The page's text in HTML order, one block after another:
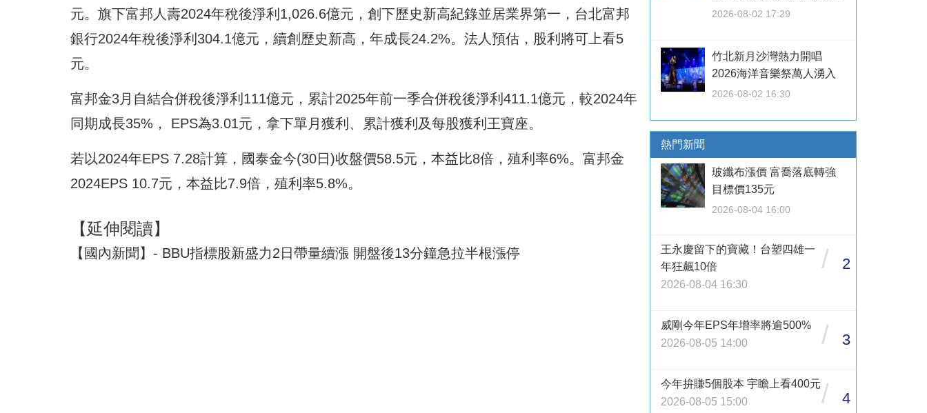
元。旗下富邦人壽2024年稅後淨利1,026.6億元，創下歷史新高紀錄並居業界第一，台北富邦
銀行2024年稅後淨利304.1億元，續創歷史新高，年成長24.2%。法人預估，股利將可上看5
元。
富邦金3月自結合併稅後淨利111億元，累計2025年前一季合併稅後淨利411.1億元，較2024年
同期成長35%， EPS為3.01元，拿下單月獲利、累計獲利及每股獲利王寶座。
若以2024年EPS 7.28計算，國泰金今(30日)收盤價58.5元，本益比8倍，殖利率6%。富邦金
2024EPS 10.7元，本益比7.9倍，殖利率5.8%。
【延伸閱讀】
【國內新聞】- BBU指標股新盛力2日帶量續漲 開盤後13分鐘急拉半根漲停
2026-08-02 17:29
竹北新月沙灣熱力開唱
2026海洋音樂祭萬人湧入
2026-08-02 16:30
熱門新聞
玻纖布漲價 富喬落底轉強
目標價135元
2026-08-04 16:00
王永慶留下的寶藏！台塑四雄一
年狂飆10倍
2026-08-04 16:30
/ 2
威剛今年EPS年增率將逾500%
2026-08-05 14:00
/ 3
今年拚賺5個股本 宇瞻上看400元
2026-08-05 15:00
/ 4